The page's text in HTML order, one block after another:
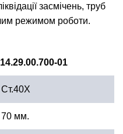
засмічень, труб
режимом роботи.
01
Ст.40X
70 мм.